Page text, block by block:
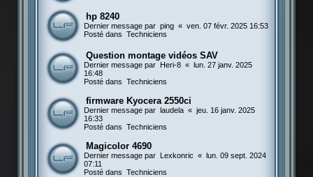
hp 8240
Dernier message par ping « ven. 07 févr. 2025 16:53
Posté dans Techniciens
Question montage vidéos SAV
Dernier message par Heri-8 « lun. 27 janv. 2025
16:48
Posté dans Techniciens
firmware Kyocera 2550ci
Dernier message par laudela « jeu. 16 janv. 2025
16:33
Posté dans Techniciens
Magicolor 4690
Dernier message par Lexkonric « lun. 09 sept. 2024
07:11
Posté dans Techniciens